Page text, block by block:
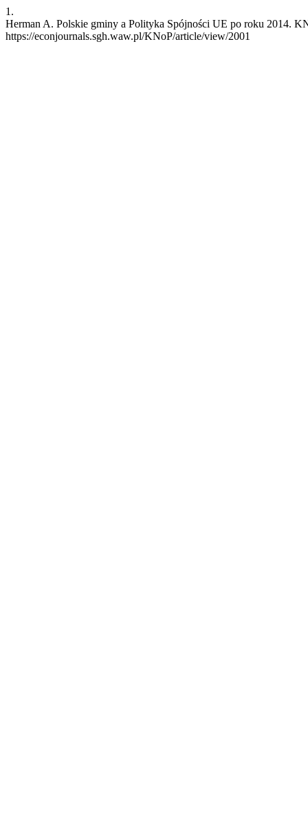
1.
Herman A. Polskie gminy a Polityka Spójności UE po roku 2014.
https://econjournals.sgh.waw.pl/KNoP/article/view/2001